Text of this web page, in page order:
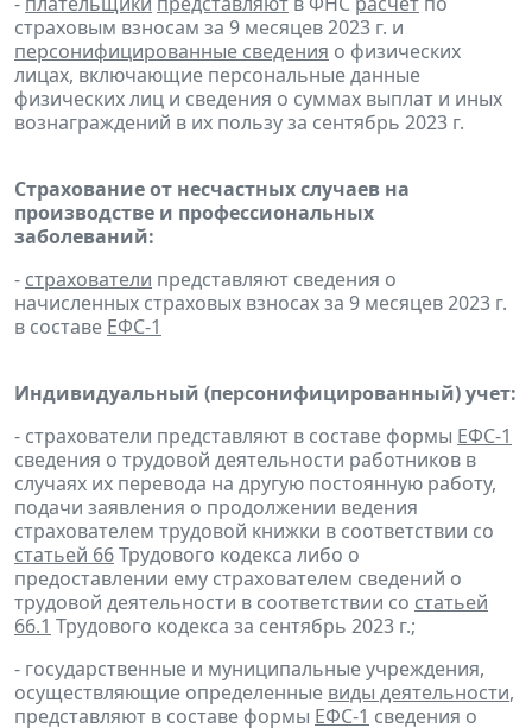
страховым взносам за 9 месяцев 2023 г. и
персонифицированные сведения о физических
лицах, включающие персональные данные
физических лиц и сведения о суммах выплат и иных
вознаграждений в их пользу за сентябрь 2023 г.
Страхование от несчастных случаев на
производстве и профессиональных
заболеваний:
- страхователи представляют сведения о
начисленных страховых взносах за 9 месяцев 2023 г.
в составе ЕФС-1
Индивидуальный (персонифицированный) учет:
- страхователи представляют в составе формы ЕФС-1
сведения о трудовой деятельности работников в
случаях их перевода на другую постоянную работу,
подачи заявления о продолжении ведения
страхователем трудовой книжки в соответствии со
статьей 66Трудового кодекса либо о
предоставлении ему страхователем сведений о
трудовой деятельности в соответствии со статьей
66.1 Трудового кодекса за сентябрь 2023 г.;
- государственные и муниципальные учреждения,
осуществляющие определенные виды деятельности,
представляют в составе формы ЕФС-1 сведения о